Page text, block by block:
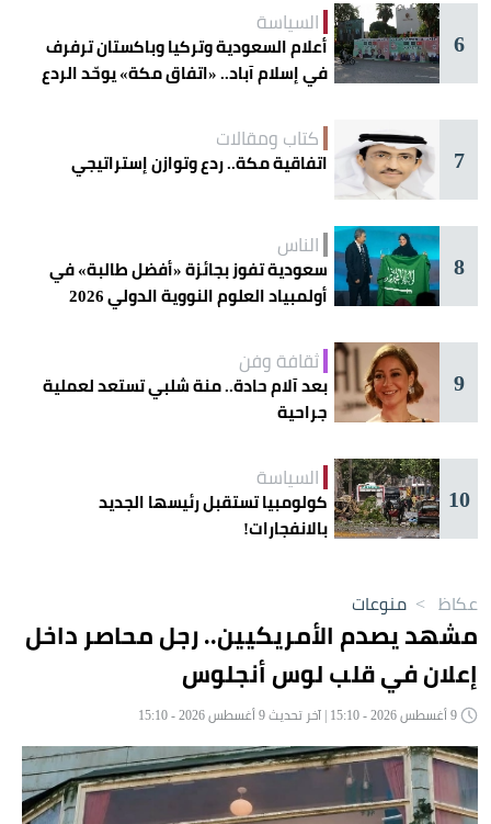
6
السياسة
أعلام السعودية وتركيا وباكستان ترفرف
في إسلام آباد.. «اتفاق مكة» يوحّد الردع
7
كتاب ومقالات
اتفاقية مكة.. ردع وتوازن إستراتيجي
8
الناس
سعودية تفوز بجائزة «أفضل طالبة» في
أولمبياد العلوم النووية الدولي 2026
9
ثقافة وفن
بعد آلام حادة.. منة شلبي تستعد لعملية
جراحية
10
السياسة
كولومبيا تستقبل رئيسها الجديد
بالانفجارات!
عكاظ > منوعات
مشهد يصدم الأمريكيين.. رجل محاصر داخل
إعلان في قلب لوس أنجلوس